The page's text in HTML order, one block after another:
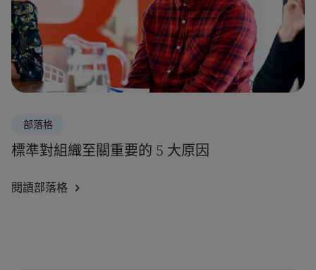
部落格
標準對組織至關重要的 5 大原因
閱讀部落格